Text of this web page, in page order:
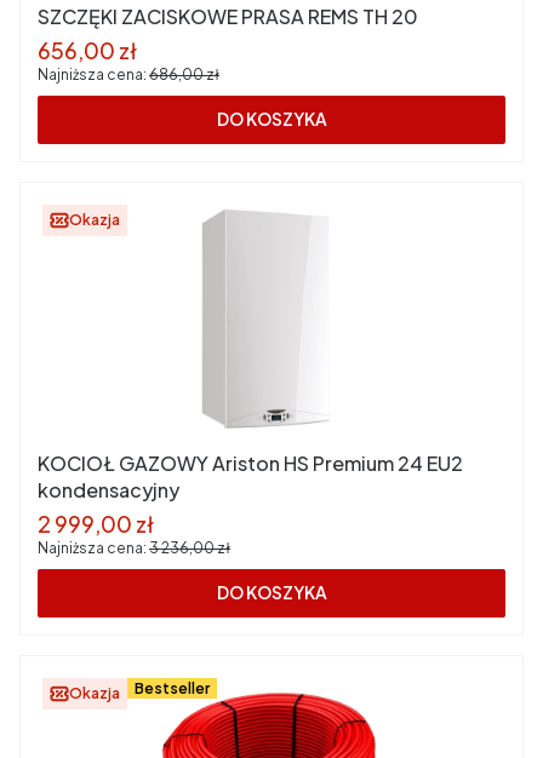
SZCZĘKI ZACISKOWE PRASA REMS TH 20
Cena promocyjna
656,00 zł
Najniższa cena: 686,00 zł
DO KOSZYKA
Okazja
KOCIOŁ GAZOWY Ariston HS Premium 24 EU2
kondensacyjny
Cena promocyjna
2 999,00 zł
Najniższa cena: 3 236,00 zł
DO KOSZYKA
Okazja Bestseller